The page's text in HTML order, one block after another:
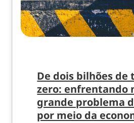
De dois bilhões de
zero: enfrentando
grande problema
por meio da